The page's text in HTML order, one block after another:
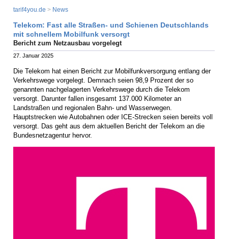
tarif4you.de > News
Telekom: Fast alle Straßen- und Schienen Deutschlands
mit schnellem Mobilfunk versorgt
Bericht zum Netzausbau vorgelegt
27. Januar 2025
Die Telekom hat einen Bericht zur Mobilfunkversorgung entlang der
Verkehrswege vorgelegt. Demnach seien 98,9 Prozent der so
genannten nachgelagerten Verkehrswege durch die Telekom
versorgt. Darunter fallen insgesamt 137.000 Kilometer an
Landstraßen und regionalen Bahn- und Wasserwegen.
Hauptstrecken wie Autobahnen oder ICE-Strecken seien bereits voll
versorgt. Das geht aus dem aktuellen Bericht der Telekom an die
Bundesnetzagentur hervor.